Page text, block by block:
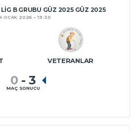
LIG B GRUBU GÜZ 2025 GÜZ 2025
OCAK 2026 19:30
VETERANLAR
0 - 3
MAÇ SONUCU